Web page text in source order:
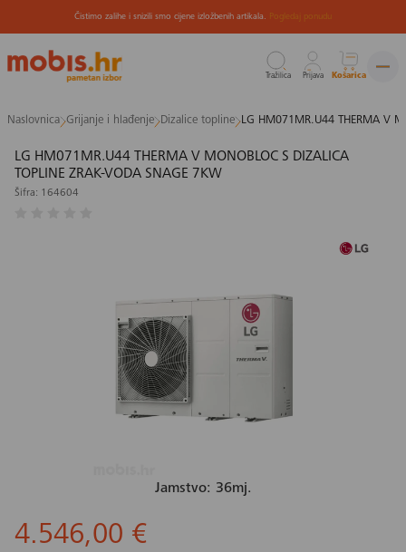
na
Čistimo zalihe i snizili smo cijene izložbenih artikala. Pogledaj ponudu
Tražilica Prijava Košarica
Naslovnica Grijanje i hlađenje Dizalice topline LG HM071MR.U44 THERMA V
LG HM071MR.U44 THERMA V MONOBLOC S DIZALICA
TOPLINE ZRAK-VODA SNAGE 7KW
Šifra: 164604
Jamstvo: 36mj.
4.546,00 €